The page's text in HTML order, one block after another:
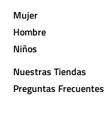
Mujer
Hombre
Niños
Nuestras Tiendas
Preguntas Frecuentes